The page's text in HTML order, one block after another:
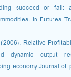
succeed or fail:
In Futures
S. (2006). Relative
dynamic output